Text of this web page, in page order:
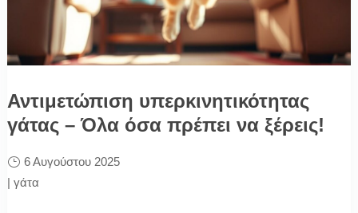
Αντιμετώπιση υπερκινητικότητας
γάτας – Όλα όσα πρέπει να ξέρεις!
6 Αυγούστου 2025
| γάτα